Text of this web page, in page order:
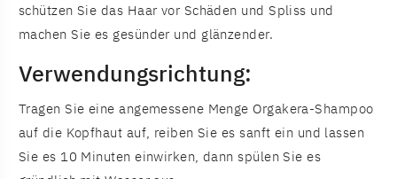
schützen Sie das Haar vor Schäden und Spliss und
machen Sie es gesünder und glänzender.
Verwendungsrichtung:
Tragen Sie eine angemessene Menge Orgakera-Shampoo
auf die Kopfhaut auf, reiben Sie es sanft ein und lassen
Sie es 10 Minuten einwirken, dann spülen Sie es